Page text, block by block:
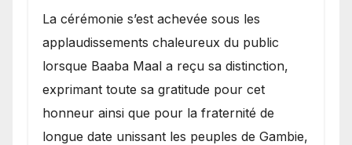
​La cérémonie s’est achevée sous les
applaudissements chaleureux du public
lorsque Baaba Maal a reçu sa distinction,
exprimant toute sa gratitude pour cet
honneur ainsi que pour la fraternité de
longue date unissant les peuples de Gambie,